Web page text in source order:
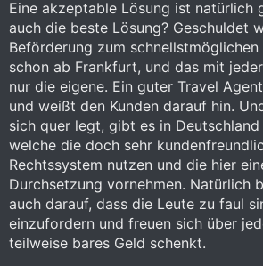
Eine akzeptable Lösung ist natürlich
auch die beste Lösung? Geschuldet
Beförderung zum
schon ab Frankfurt, und das mit
nur die eigene. Ein guter Travel
und weißt den Kunden darauf hin.
sich quer legt, gibt es in
welche die doch sehr
Rechtssystem nutzen und die hier
Durchsetzung vornehmen. Natürlich
auch darauf, dass die Leute zu faul
einzufordern und freuen sich über
teilweise bares Geld schenkt.